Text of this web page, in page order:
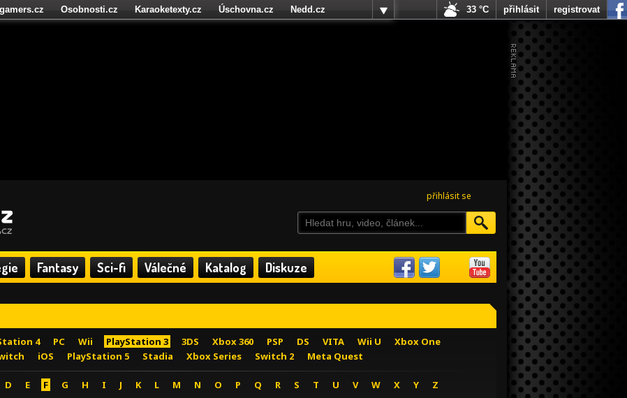
přihlásit se
Fantasy Sci-fi Válečné Katalog Diskuze
4 PC Wii PlayStation 3 3DS Xbox 360 PSP DS VITA Wii U
Xbox One
iOS PlayStation 5 Stadia Xbox Series Switch 2 Meta Quest
D E F G H I J K L M N O P Q R S T U V W X Y Z
Osobnosti.cz Karaoketexty.cz Úschovna.cz
Nedd.cz
33 °C přihlásit registrovat